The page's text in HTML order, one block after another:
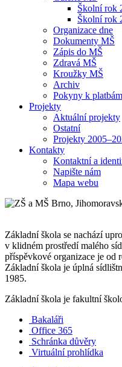
Školní rok
Školní rok
Organizace dne
Dokumenty MŠ
Zápis do MŠ
Zdravá MŠ
Kroužky MŠ
Archiv
Pokyny k platbám
Projekty
Aktuální projekty
Ostatní
Projekty
Kontakty
Kontaktní a
Napište nám
Mapa webu
Základní škola se nachází
v klidném prostředí malého
příspěvkové organizace je od
Základní škola je úplná
1985.
Základní škola je fakultní
Bakaláři
Office 365
Schránka důvěry
Virtuální prohlídka